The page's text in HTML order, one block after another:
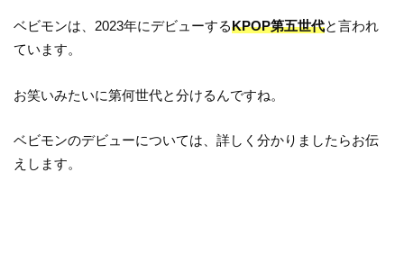
ベビモンは、2023年にデビューするKPOP第五世代と言われ
ています。
お笑いみたいに第何世代と分けるんですね。
ベビモンのデビューについては、詳しく分かりましたらお伝
えします。